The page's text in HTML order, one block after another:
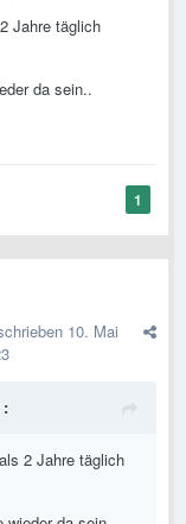
Jahre täglich
da sein..
1
10. Mai
:
2 Jahre täglich